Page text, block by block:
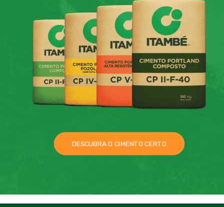
DESCUBRA O CIMENTO CERTO